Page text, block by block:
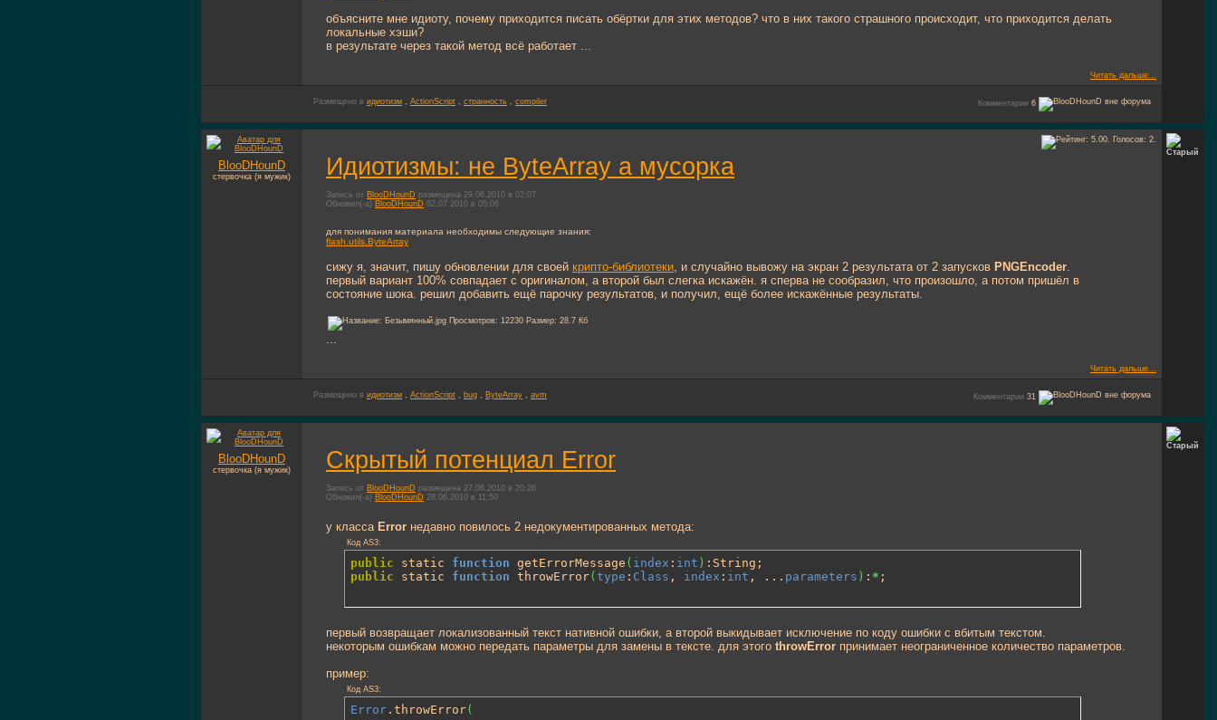
объясните мне идиоту, почему приходится писать обёртки для этих методов? что в них такого страшного происходит, что приходится делать
локальные хэши?
в результате через такой метод всё работает ...
Читать дальше...
Размещено в идиотизм , ActionScript , странность , compiler Комментарии 6
BlooDHounD
стервочка (я мужик) Идиотизмы: не ByteArray а мусорка
Запись от BlooDHounD размещена 29.06.2010 в 02:07
Обновил(-а) BlooDHounD 02.07.2010 в 05:06
для понимания материала необходимы следующие знания:
flash.utils.ByteArray
сижу я, значит, пишу обновлении для своей крипто-библиотеки, и случайно вывожу на экран 2 результата от 2 запусков PNGEncoder.
первый вариант 100% совпадает с оригиналом, а второй был слегка искажён. я сперва не сообразил, что произошло, а потом пришёл в
состояние шока. решил добавить ещё парочку результатов, и получил, ещё более искажённые результаты.
...
Читать дальше...
Размещено в идиотизм , ActionScript , bug , ByteArray , avm Комментарии 31
BlooDHounD
стервочка (я мужик) Скрытый потенциал Error
Запись от BlooDHounD размещена 27.06.2010 в 20:26
Обновил(-а) BlooDHounD 28.06.2010 в 11:50
у класса Error недавно повилось 2 недокументированных метода:
Код AS3:
public static function getErrorMessage ( index : int )
public static function throwError( type : Class , index : int , ... parameters ) : * ;
первый возвращает локализованный текст нативной ошибки, а второй выкидывает исключение по коду ошибки с вбитым текстом.
некоторым ошибкам можно передать параметры для замены в тексте. для этого throwError принимает неограниченное количество параметров.
пример:
Код AS3:
Error .throwError(